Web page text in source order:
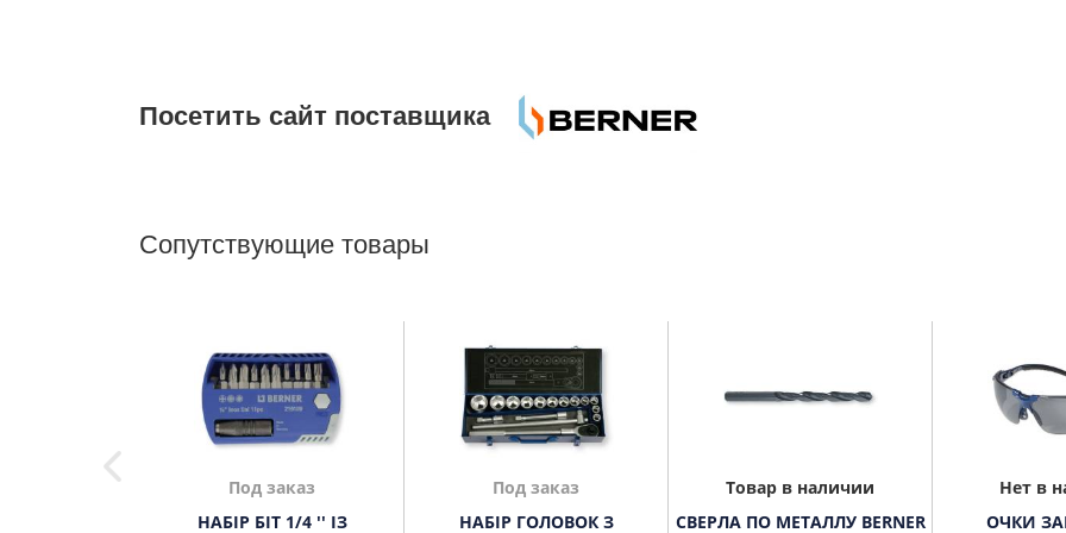
Посетить сайт поставщика
Сопутствующие товары
Под заказ
НАБІР БІТ 1/4 '' ІЗ
Под заказ
НАБІР ГОЛОВОК З
Товар в наличии
СВЕРЛА ПО МЕТАЛЛУ BERNER
Нет в
ОЧКИ